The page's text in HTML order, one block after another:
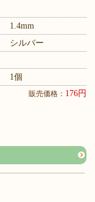
1.4mm
シルバー
1個
販売価格： 176円